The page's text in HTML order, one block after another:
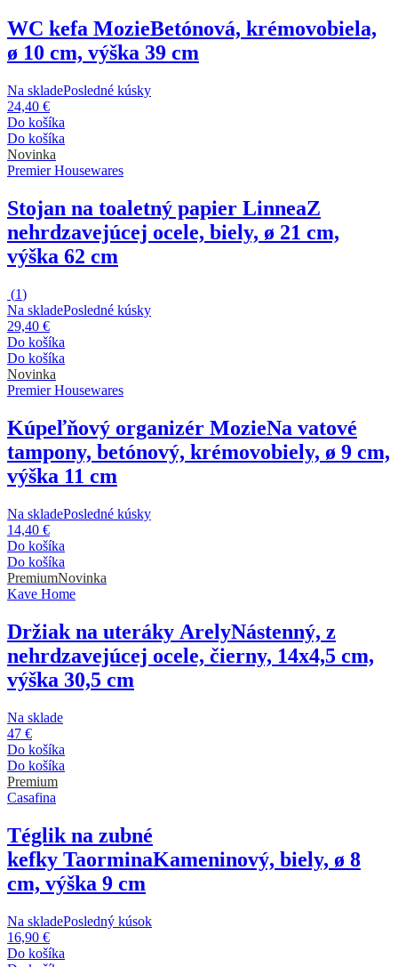
WC kefa MozieBetónová, krémovobiela,
ø 10 cm, výška 39 cm
Na skladePosledné kúsky
24,40 €
Do košíka
Do košíka
Novinka
Premier Housewares
Stojan na toaletný papier LinneaZ
nehrdzavejúcej ocele, biely, ø 21 cm,
výška 62 cm
(1)
Na skladePosledné kúsky
29,40 €
Do košíka
Do košíka
Novinka
Premier Housewares
Kúpeľňový organizér MozieNa vatové
tampony, betónový, krémovobiely, ø 9 cm,
výška 11 cm
Na skladePosledné kúsky
14,40 €
Do košíka
Do košíka
PremiumNovinka
Kave Home
Držiak na uteráky ArelyNástenný, z
nehrdzavejúcej ocele, čierny, 14x4,5 cm,
výška 30,5 cm
Na sklade
47 €
Do košíka
Do košíka
Premium
Casafina
Téglik na zubné
kefky TaorminaKameninový, biely, ø 8
cm, výška 9 cm
Na skladePosledný kúsok
16,90 €
Do košíka